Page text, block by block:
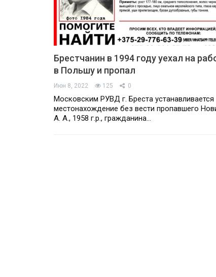
Брестчанин в 1994 году уехал на
в Польшу и пропал
Июн 8, 2022 125 0
Московским РУВД г. Бреста устанавливается
местонахождение без вести пропавшего
А. А., 1958 г.р., гражданина…